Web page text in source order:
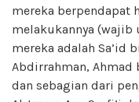
mereka berpendapat
melakukannya (wajib
mereka adalah Sa’id
Abdirrahman, Ahmad
dan sebagian dari